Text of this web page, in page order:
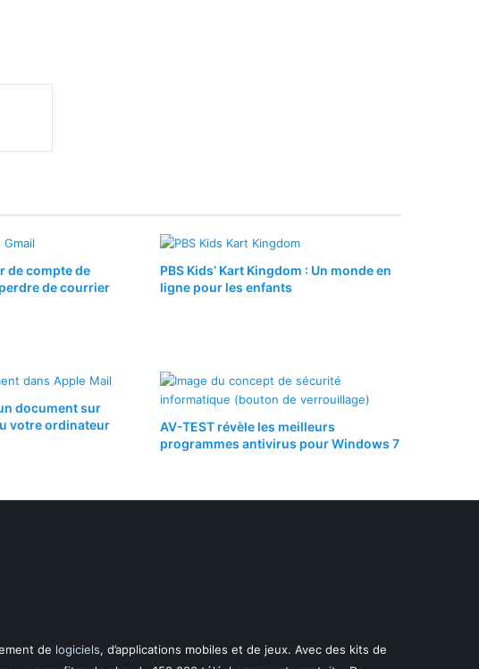
de compte de
de courrier
PBS Kids’ Kart Kingdom : Un monde en
ligne pour les enfants
document sur
votre ordinateur
AV-TEST révèle les meilleurs
programmes antivirus pour Windows 7
de logiciels, d’applications mobiles et de jeux. Avec des kits de